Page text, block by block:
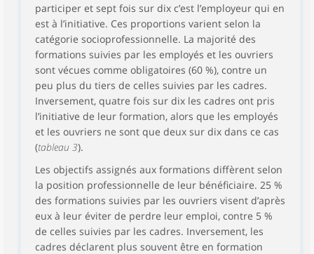
participer et sept fois sur dix c’est l’employeur qui en
est à l’initiative. Ces proportions varient selon la
catégorie socioprofessionnelle. La majorité des
formations suivies par les employés et les ouvriers
sont vécues comme obligatoires (60 %), contre un
peu plus du tiers de celles suivies par les cadres.
Inversement, quatre fois sur dix les cadres ont pris
l’initiative de leur formation, alors que les employés
et les ouvriers ne sont que deux sur dix dans ce cas
(tableau 3).
Les objectifs assignés aux formations diffèrent selon
la position professionnelle de leur bénéficiaire. 25 %
des formations suivies par les ouvriers visent d’après
eux à leur éviter de perdre leur emploi, contre 5 %
de celles suivies par les cadres. Inversement, les
cadres déclarent plus souvent être en formation